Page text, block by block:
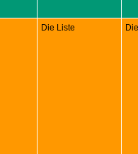
Die Liste